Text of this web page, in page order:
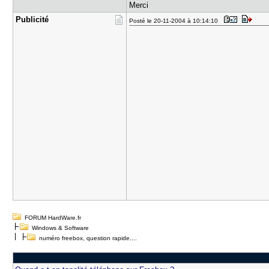
Merci
Publicité
Posté le 20-11-2004 à 10:14:10
FORUM HardWare.fr
Windows & Software
numéro freebox, question rapide....